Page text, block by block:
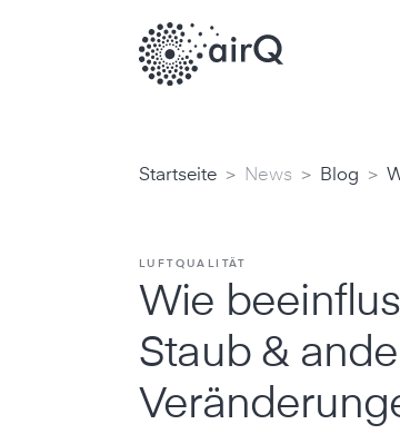
Startseite > News > Blog >
LUFTQUALITÄT
Wie
Staub &